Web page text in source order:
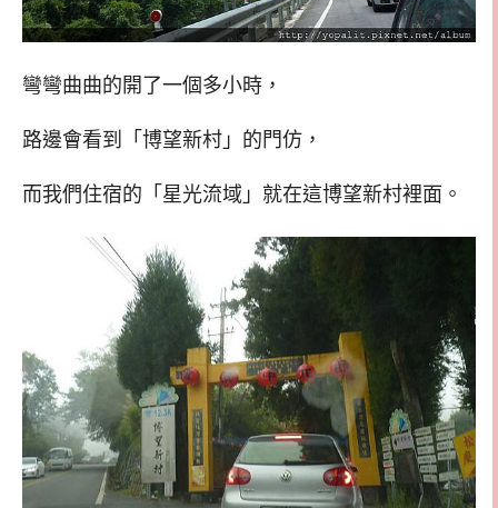
彎彎曲曲的開了一個多小時，
路邊會看到「博望新村」的門仿，
而我們住宿的「星光流域」就在這博望新村裡面。